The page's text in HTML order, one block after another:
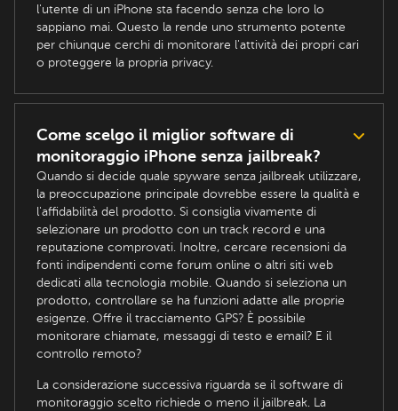
l'utente di un iPhone sta facendo senza che loro lo
sappiano mai. Questo la rende uno strumento potente
per chiunque cerchi di monitorare l'attività dei propri cari
o proteggere la propria privacy.
Come scelgo il miglior software di
monitoraggio iPhone senza jailbreak?
Quando si decide quale spyware senza jailbreak utilizzare,
la preoccupazione principale dovrebbe essere la qualità e
l'affidabilità del prodotto. Si consiglia vivamente di
selezionare un prodotto con un track record e una
reputazione comprovati. Inoltre, cercare recensioni da
fonti indipendenti come forum online o altri siti web
dedicati alla tecnologia mobile. Quando si seleziona un
prodotto, controllare se ha funzioni adatte alle proprie
esigenze. Offre il tracciamento GPS? È possibile
monitorare chiamate, messaggi di testo e email? E il
controllo remoto?
La considerazione successiva riguarda se il software di
monitoraggio scelto richiede o meno il jailbreak. La